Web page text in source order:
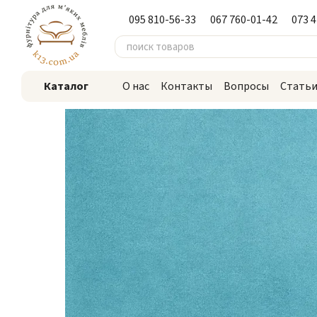
Перейти к основному контенту
095 810-56-33 067 760-01-42 073
Каталог О нас Контакты Вопросы Статьи